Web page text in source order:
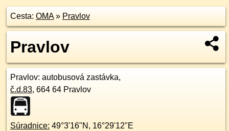
Cesta: OMA» Pravlov
Pravlov
Pravlov: autobusová zastávka,
č.d.83, 664 64 Pravlov
Súradnice: 49°3'16"N , 16°29'12"E